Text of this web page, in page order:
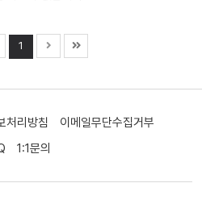
1
처리방침
이메일무단수집거부
1:1문의